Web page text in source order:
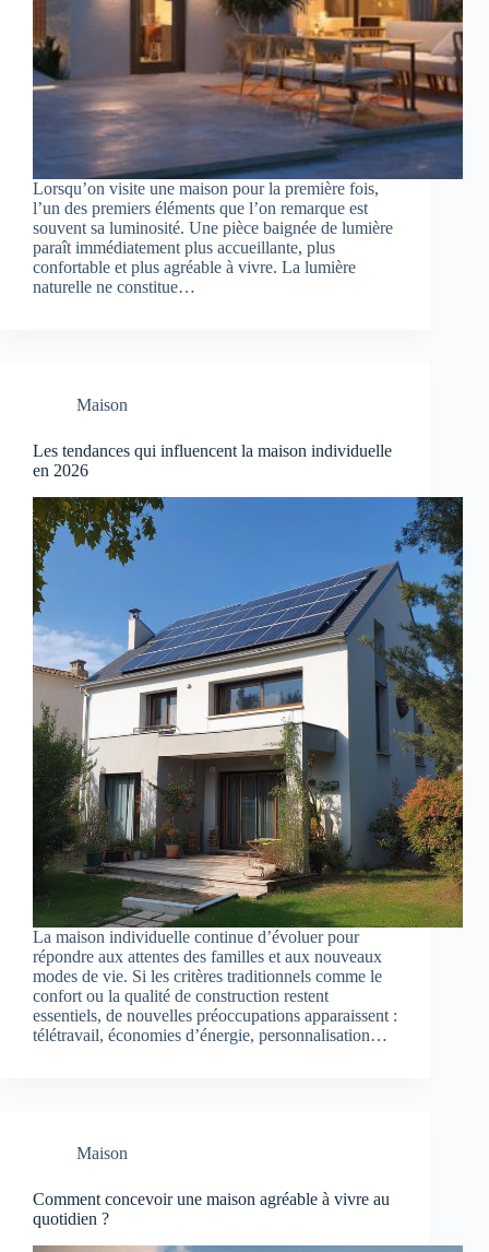
Lorsqu’on visite une maison pour la première fois,
l’un des premiers éléments que l’on remarque est
souvent sa luminosité. Une pièce baignée de lumière
paraît immédiatement plus accueillante, plus
confortable et plus agréable à vivre. La lumière
naturelle ne constitue…
Maison
Les tendances qui influencent la maison individuelle
en 2026
La maison individuelle continue d’évoluer pour
répondre aux attentes des familles et aux nouveaux
modes de vie. Si les critères traditionnels comme le
confort ou la qualité de construction restent
essentiels, de nouvelles préoccupations apparaissent :
télétravail, économies d’énergie, personnalisation…
Maison
Comment concevoir une maison agréable à vivre au
quotidien ?